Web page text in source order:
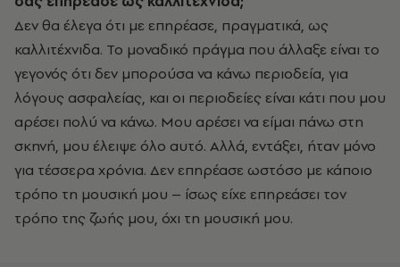
Δεν θα έλεγα ότι με επηρέασε, πραγματικά, ως
καλλιτέχνιδα. Το μοναδικό πράγμα που άλλαξε είναι το
γεγονός ότι δεν μπορούσα να κάνω περιοδεία, για
λόγους ασφαλείας, και οι περιοδείες είναι κάτι που μου
αρέσει πολύ να κάνω. Μου αρέσει να είμαι πάνω στη
σκηνή, μου έλειψε όλο αυτό. Αλλά, εντάξει, ήταν μόνο
για τέσσερα χρόνια. Δεν επηρέασε ωστόσο με κάποιο
τρόπο τη μουσική μου – ίσως είχε επηρεάσει τον
τρόπο της ζωής μου, όχι τη μουσική μου.